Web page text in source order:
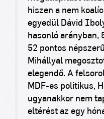
hiszen a nem
egyedül Dávid
hasonló arányban,
52 pontos
Mihállyal
elegendő. A
MDF-es politikus,
ugyanakkor nem
eltérést az egy